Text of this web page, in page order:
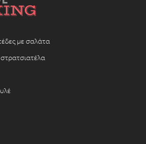
με σαλάτα